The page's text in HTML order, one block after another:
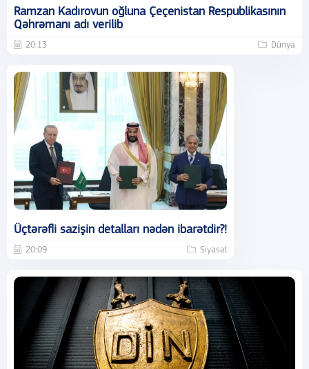
Ramzan Kadırovun oğluna Çeçenistan Respublikasının
Qəhrəmanı adı verilib
20:13 Dünya
Üçtərəfli sazişin detalları nədən ibarətdir?!
20:09 Siyasət